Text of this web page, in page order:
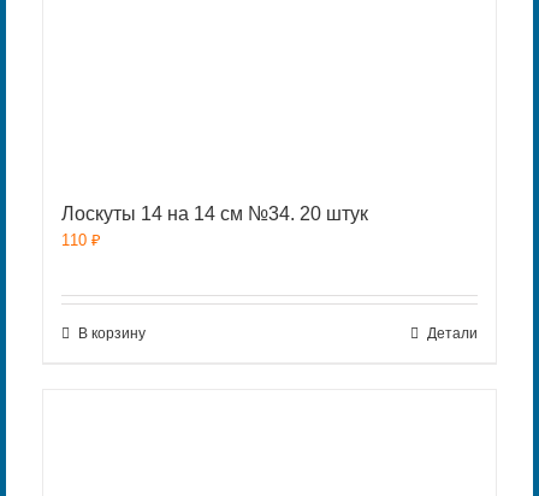
Лоскуты 14 на 14 см №34. 20 штук
110 ₽
В корзину Детали